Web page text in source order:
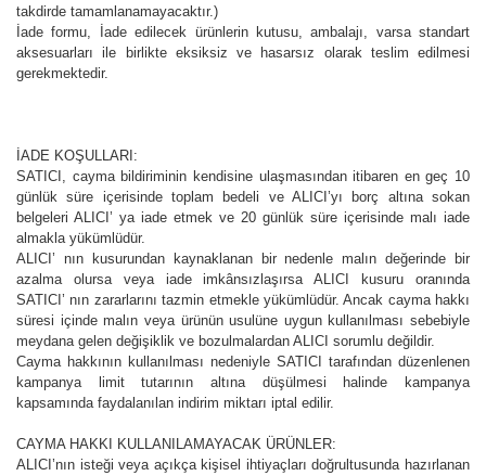
takdirde tamamlanamayacaktır.)
İade formu, İade edilecek ürünlerin kutusu, ambalajı, varsa standart
aksesuarları ile birlikte eksiksiz ve hasarsız olarak teslim edilmesi
gerekmektedir.
İADE KOŞULLARI:
SATICI, cayma bildiriminin kendisine ulaşmasından itibaren en geç 10
günlük süre içerisinde toplam bedeli ve ALICI’yı borç altına sokan
belgeleri ALICI’ ya iade etmek ve 20 günlük süre içerisinde malı iade
almakla yükümlüdür.
ALICI’ nın kusurundan kaynaklanan bir nedenle malın değerinde bir
azalma olursa veya iade imkânsızlaşırsa ALICI kusuru oranında
SATICI’ nın zararlarını tazmin etmekle yükümlüdür. Ancak cayma hakkı
süresi içinde malın veya ürünün usulüne uygun kullanılması sebebiyle
meydana gelen değişiklik ve bozulmalardan ALICI sorumlu değildir.
Cayma hakkının kullanılması nedeniyle SATICI tarafından düzenlenen
kampanya limit tutarının altına düşülmesi halinde kampanya
kapsamında faydalanılan indirim miktarı iptal edilir.
CAYMA HAKKI KULLANILAMAYACAK ÜRÜNLER:
ALICI’nın isteği veya açıkça kişisel ihtiyaçları doğrultusunda hazırlanan